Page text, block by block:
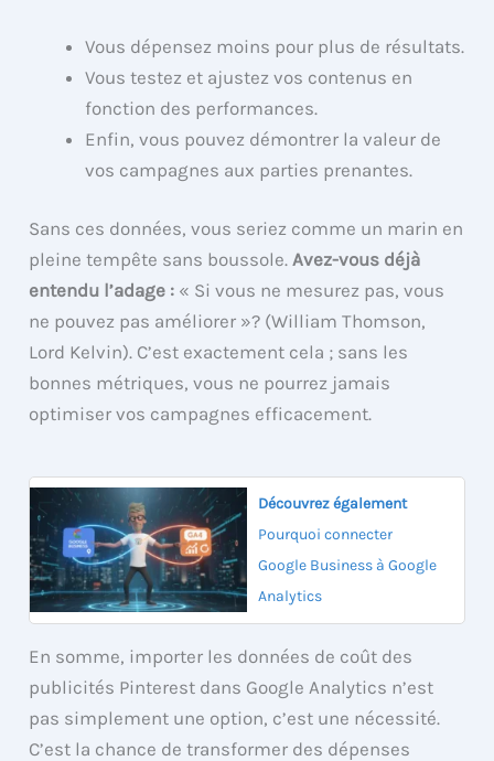
Vous dépensez moins pour plus de résultats.
Vous testez et ajustez vos contenus en
fonction des performances.
Enfin, vous pouvez démontrer la valeur de
vos campagnes aux parties prenantes.
Sans ces données, vous seriez comme un marin en
pleine tempête sans boussole.Avez-vous déjà
entendu l’adage : « Si vous ne mesurez pas, vous
ne pouvez pas améliorer »? (William Thomson,
Lord Kelvin). C’est exactement cela ; sans les
bonnes métriques, vous ne pourrez jamais
optimiser vos campagnes efficacement.
Découvrez également
Pourquoi connecter
Google Business à Google
Analytics
En somme, importer les données de coût des
publicités Pinterest dans Google Analytics n’est
pas simplement une option, c’est une nécessité.
C’est la chance de transformer des dépenses